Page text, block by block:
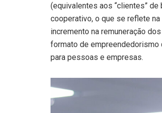
(equivalentes aos “clientes”
cooperativo, o que se reflete
incremento na remuneração
formato de empreendedorismo
para pessoas e empresas.